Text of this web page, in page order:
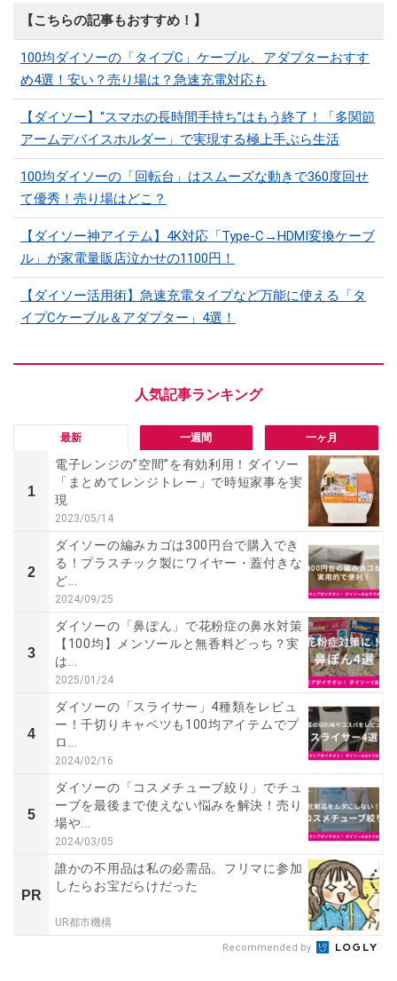
【こちらの記事もおすすめ！】
100均ダイソーの「タイプC」ケーブル、アダプターおすす
め4選！安い？売り場は？急速充電対応も
【ダイソー】“スマホの長時間手持ち”はもう終了！「多関節
アームデバイスホルダー」で実現する極上手ぶら生活
100均ダイソーの「回転台」はスムーズな動きで360度回せ
て優秀！売り場はどこ？
【ダイソー神アイテム】4K対応「Type-C→HDMI変換ケーブ
ル」が家電量販店泣かせの1100円！
【ダイソー活用術】急速充電タイプなど万能に使える「タ
イプCケーブル＆アダプター」4選！
最新 一週間 一ヶ月
1
電子レンジの”空間”を有効利用！ダイソー
「まとめてレンジトレー」で時短家事を実
現
2023/05/14
2
ダイソーの編みカゴは300円台で購入でき
る！プラスチック製にワイヤー・蓋付きな
ど...
2024/09/25
3
ダイソーの「鼻ぽん」で花粉症の鼻水対策
【100均】メンソールと無香料どっち？実
は...
2025/01/24
4
ダイソーの「スライサー」4種類をレビュ
ー！千切りキャベツも100均アイテムでプ
ロ...
2024/02/16
5
ダイソーの「コスメチューブ絞り」でチュ
ーブを最後まで使えない悩みを解決！売り
場や...
2024/03/05
PR
誰かの不用品は私の必需品。フリマに参加
したらお宝だらけだった
UR都市機構
Recommended by